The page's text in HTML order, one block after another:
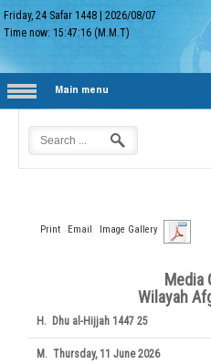
Friday, 24 Safar 1448 |2026/08/07
Time now:15:47:16 (M.M.T)
Main menu
Print Email Image Gallery
Media
Wilayah
H. 25 Dhu al-Hijjah 1447
M. Thursday, 11 June 2026